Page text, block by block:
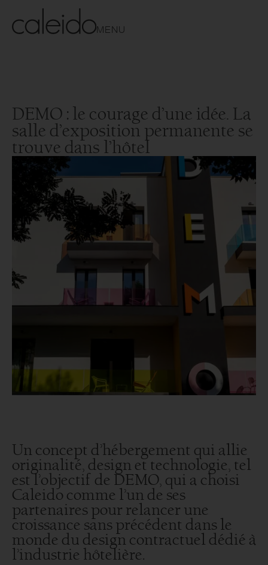
MENU
DEMO : le courage d’une idée. La
salle d’exposition permanente se
trouve dans l’hôtel
Un concept d’hébergement qui allie
originalité, design et technologie, tel
est l’objectif de DEMO, qui a choisi
Caleido comme l’un de ses
partenaires pour relancer une
croissance sans précédent dans le
monde du design contractuel dédié à
l’industrie hôtelière.